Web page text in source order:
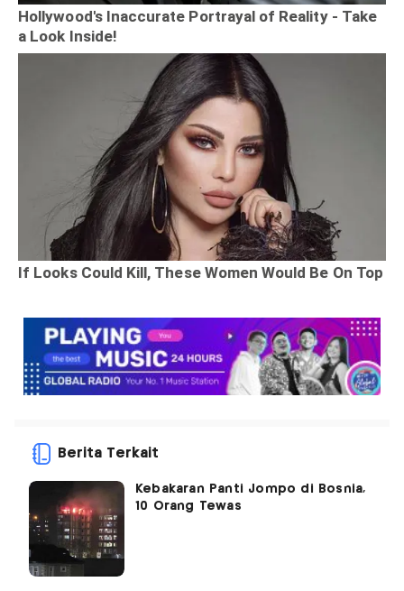
Berita Terkait
Kebakaran Panti Jompo di Bosnia,
10 Orang Tewas